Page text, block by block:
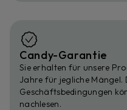
Candy-Garantie
Sie erhalten für unsere
Jahre für jegliche Mängel.
Geschäftsbedingungen
nachlesen.